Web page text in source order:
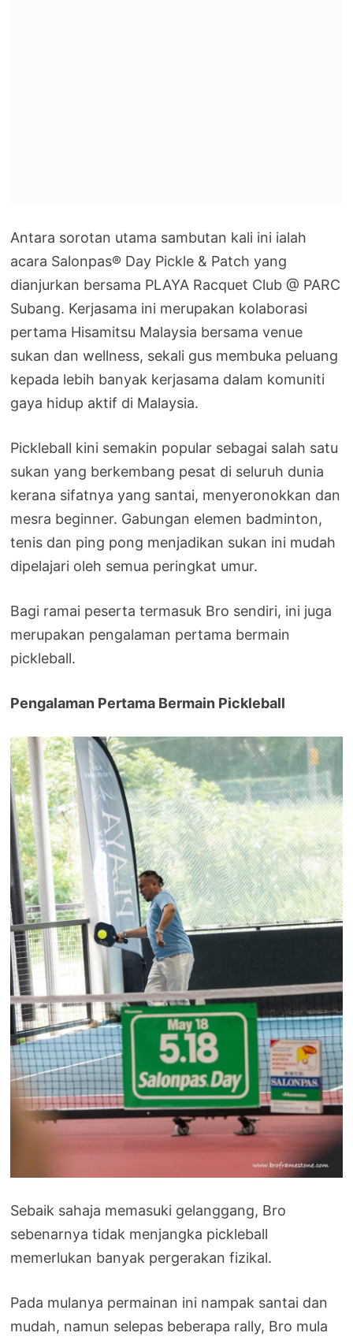
Antara sorotan utama sambutan kali ini ialah
acara Salonpas® Day Pickle & Patch yang
dianjurkan bersama PLAYA Racquet Club @ PARC
Subang. Kerjasama ini merupakan kolaborasi
pertama Hisamitsu Malaysia bersama venue
sukan dan wellness, sekali gus membuka peluang
kepada lebih banyak kerjasama dalam komuniti
gaya hidup aktif di Malaysia.
Pickleball kini semakin popular sebagai salah satu
sukan yang berkembang pesat di seluruh dunia
kerana sifatnya yang santai, menyeronokkan dan
mesra beginner. Gabungan elemen badminton,
tenis dan ping pong menjadikan sukan ini mudah
dipelajari oleh semua peringkat umur.
Bagi ramai peserta termasuk Bro sendiri, ini juga
merupakan pengalaman pertama bermain
pickleball.
Pengalaman Pertama Bermain Pickleball
Sebaik sahaja memasuki gelanggang, Bro
sebenarnya tidak menjangka pickleball
memerlukan banyak pergerakan fizikal.
Pada mulanya permainan ini nampak santai dan
mudah, namun selepas beberapa rally, Bro mula